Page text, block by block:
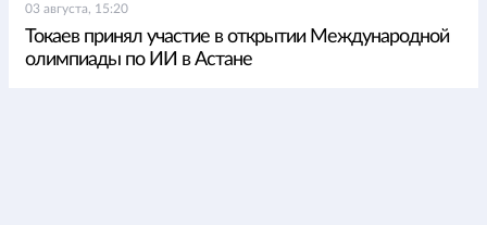
03 августа, 15:20
Токаев принял участие в открытии Международной
олимпиады по ИИ в Астане